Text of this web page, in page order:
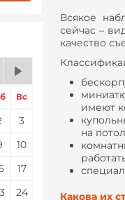
Вс
3
10
17
24
Всякое
сейчас –
качество
имеют
на
Какова их